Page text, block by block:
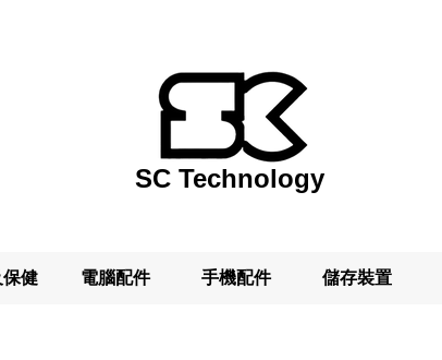
SC Technology
健 電腦配件 手機配件 儲存裝置